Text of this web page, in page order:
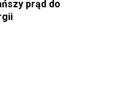
prąd do